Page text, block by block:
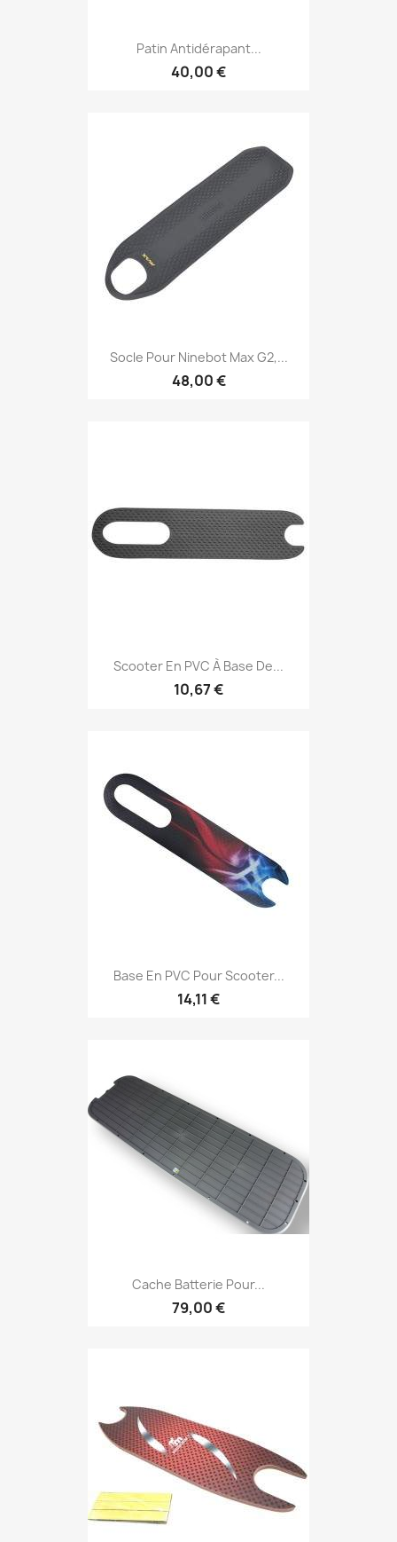
Patin Antidérapant...
40,00 €
Socle Pour Ninebot Max G2,...
48,00 €
Scooter En PVC À Base De...
10,67 €
Base En PVC Pour Scooter...
14,11 €
Cache Batterie Pour...
79,00 €